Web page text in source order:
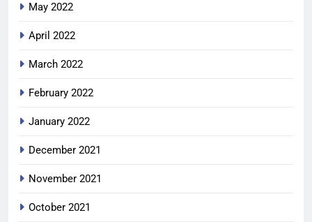
May 2022
April 2022
March 2022
February 2022
January 2022
December 2021
November 2021
October 2021